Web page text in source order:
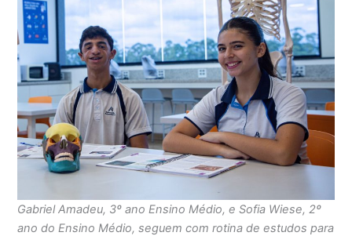
Gabriel Amadeu, 3º ano Ensino Médio, e Sofia Wiese, 2º
ano do Ensino Médio, seguem com rotina de estudos para